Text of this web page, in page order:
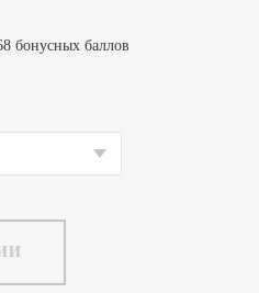
бонусных баллов